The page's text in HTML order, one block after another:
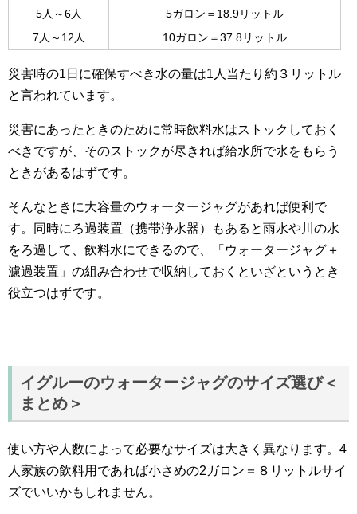
5人～6人
5ガロン＝18.9リットル
7人～12人
10ガロン＝37.8リットル
災害時の1日に確保すべき水の量は1人当たり約３リットル
と言われています。
災害にあったときのために常時飲料水はストックしておく
べきですが、そのストックが尽きれば給水所で水をもらう
ときがあるはずです。
そんなときに大容量のウォータージャグがあれば便利で
す。同時にろ過装置（携帯浄水器）もあると雨水や川の水
をろ過して、飲料水にできるので、「ウォータージャグ＋
濾過装置」の組み合わせで収納しておくといざというとき
役立つはずです。
イグルーのウォータージャグのサイズ選び＜
まとめ＞
使い方や人数によって必要なサイズは大きく異なります。4
人家族の飲料用であれば小さめの2ガロン＝８リットルサイ
ズでいいかもしれません。